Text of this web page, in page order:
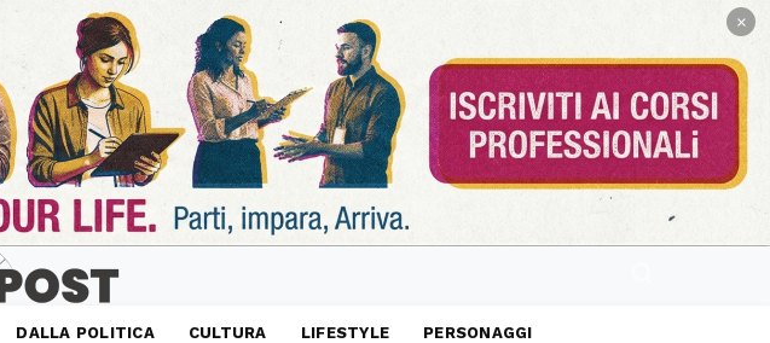
×
DALLA POLITICA CULTURA LIFESTYLE PERSONAGGI